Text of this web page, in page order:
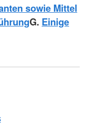
sowie Mittel
G. Einige